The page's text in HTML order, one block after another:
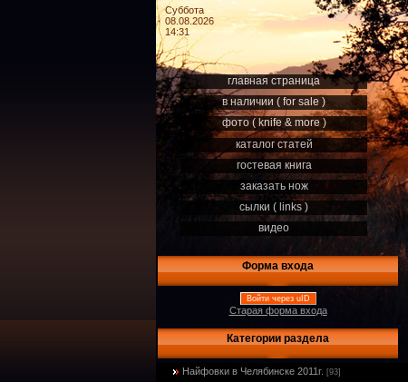
Суббота
08.08.2026
14:31
главная страница
в наличии ( for sale )
фото ( knife & more )
каталог статей
гостевая книга
заказать нож
сылки ( links )
видео
Форма входа
Войти через uID
Старая форма входа
Категории раздела
Найфовки в Челябинске 2011г. [93]